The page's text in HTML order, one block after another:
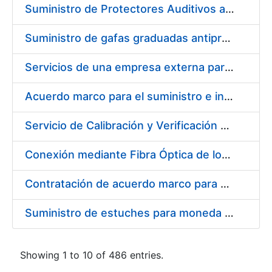
Suministro de Protectores Auditivos a medida para las personas trabajadoras de los Centros de Trabajo de Madrid y Burgos
Suministro de gafas graduadas antiproyecciones para los trabajadores de la FNMT-RCM en los centros de trabajo de Madrid y Burgos
Servicios de una empresa externa para el asesoramiento y resolución de los recursos de alzada que se presentan relacionados con procesos de selección para la FNMT-RCM
Acuerdo marco para el suministro e instalación de persianas, estores y otros complementos
Servicio de Calibración y Verificación Externa de los Equipos de Medición del Servicio de Prevención de la FNMT-RCM
Conexión mediante Fibra Óptica de los Centros de Proceso de Datos (CPDs) de las sedes de la FNMT-RCM de Burgos y Madrid
Contratación de acuerdo marco para el Suministro de Material de Electricidad para la Fábrica Nacional de Moneda y Timbre-Real Casa de la Moneda en su centro de trabajo de Burgos
Suministro de estuches para moneda de 30 €
Showing 1 to 10 of 486 entries.